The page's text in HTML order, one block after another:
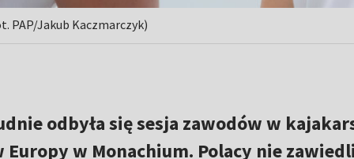
PAP/Jakub Kaczmarczyk)
odbyła się sesja zawodów w
w Monachium. Polacy nie